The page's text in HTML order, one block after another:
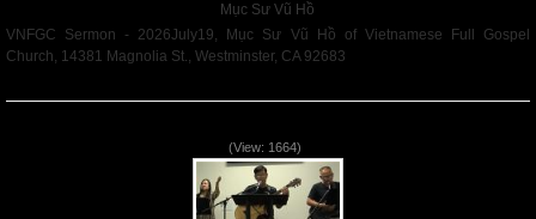
Mục Sư Vũ Hồ
VNFGC Sermon - 2026July19, Mục Sư Vũ Hồ of Vietnamese Full Gospel
Church, 14381 Magnolia St., Westminster, CA 92683
(View: 1664)